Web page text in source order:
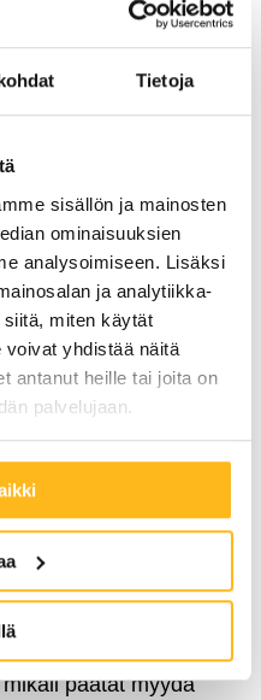
Tietoja
sisällön ja mainosten
ominaisuuksien
analysoimiseen. Lisäksi
ja analytiikka-
miten käytät
yhdistää näitä
antanut heille tai joita on
palvelujaan.
taloudelliset
itse osan
valtio ja kunnat
mikä tekee
mitä tukia voit
pitkän aikavälin
päätät myydä